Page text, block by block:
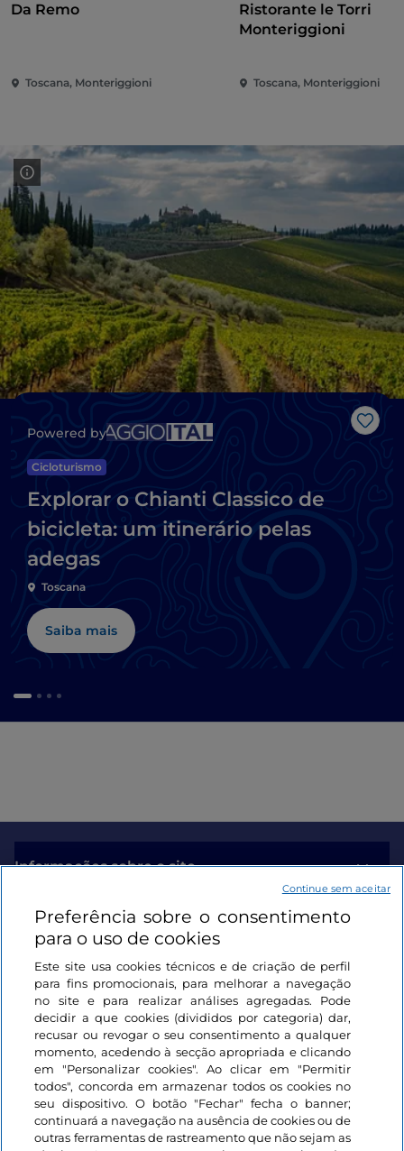
Da Remo
Toscana, Monteriggioni
Ristorante le Torri
Monteriggioni
Toscana, Monteriggioni
Powered by
Cicloturismo
Explorar o Chianti Classico de
bicicleta: um itinerário pelas
adegas
Toscana
Saiba mais
Informações sobre o site
Ligações úteis
Iniciar sessão
Mantenha-se em contacto
Preferência sobre o consentimento
para o uso de cookies
Este site usa cookies técnicos e de criação de perfil
para fins promocionais, para melhorar a navegação
no site e para realizar análises agregadas. Pode
decidir a que cookies (divididos por categoria) dar,
recusar ou revogar o seu consentimento a qualquer
momento, acedendo à secção apropriada e clicando
em "Personalizar cookies". Ao clicar em "Permitir
todos", concorda em armazenar todos os cookies no
seu dispositivo. O botão "Fechar" fecha o banner;
continuará a navegação na ausência de cookies ou de
outras ferramentas de rastreamento que não sejam as
Continue sem aceitar